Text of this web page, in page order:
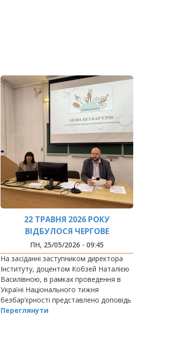
22 ТРАВНЯ 2026 РОКУ
ВІДБУЛОСЯ ЧЕРГОВЕ
ЗАСІДАННЯ ВЧЕНОЇ РАДИ
ІНСТИТУТУ ГУМАНІТАРНОЇ
ПІДГОТОВКИ ТА ДЕРЖАВНОГО
УПРАВЛІННЯ
ПН, 25/05/2026 - 09:45
На засіданні заступником директора
Інституту, доцентом Кобзей Наталією
Василівною, в рамках проведення в
Україні Національного тижня
безбар’єрності представлено доповідь
на тему «Мова без бар’єрів».
Переглянути